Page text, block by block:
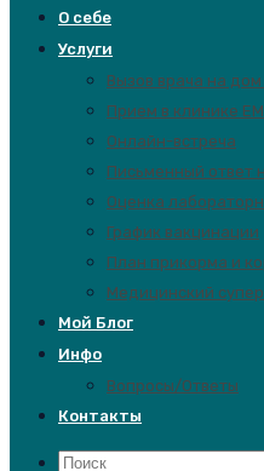
О себе
Услуги
Вызов врача на дом
Прием в клинике
Онлайн-встреча
Письменный ответ
Оценка
График вакцинации
План прикорма и
Медицинский
Мой Блог
Инфо
Вопросы/Ответы
Контакты